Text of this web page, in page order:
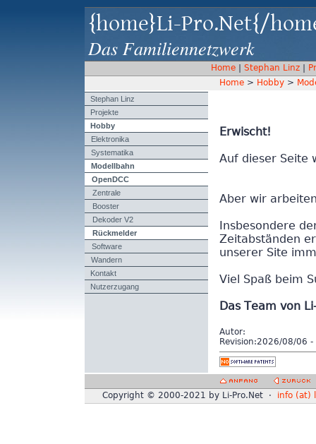
{home}Li-Pro.Net{/
Das Familiennetzwerk
Home| Stephan Linz|
Home > Hobby >
Stephan Linz
Projekte
Hobby
Elektronika
Systematika
Modellbahn
OpenDCC
Zentrale
Booster
Dekoder V2
Rückmelder
Software
Wandern
Kontakt
Nutzerzugang
Erwischt!
Auf dieser Seite
Aber wir
Insbesondere
Zeitabständen
unserer Site
Viel Spaß beim
Das Team von
Autor:
Revision: 2026/08/06 -
Copyright © 2000-2021 by Li-Pro.Net · info (at)